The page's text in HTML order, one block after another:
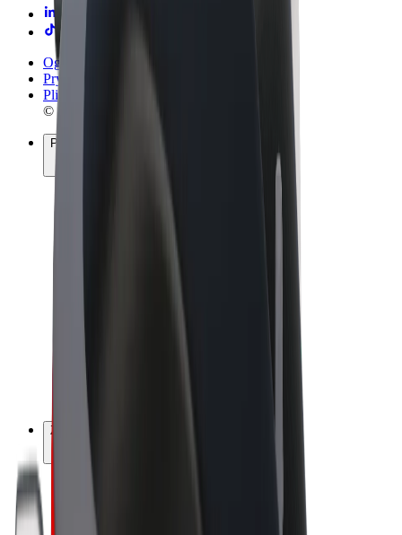
Ogólne Warunki
Prywatność
Pliki cookie
© 2026 Bolt Technology OÜ
Produkty
Bolt Plus
Zarabiaj z Bolt
Zarobki kierowcy